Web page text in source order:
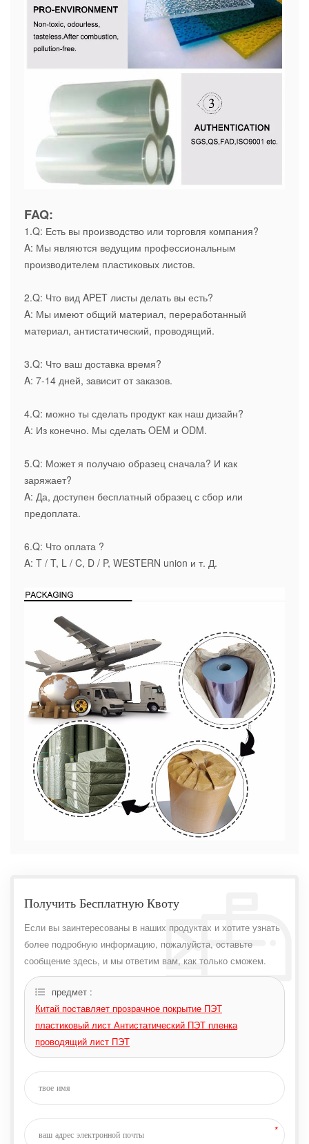
FAQ:
1.Q: Есть вы производство или торговля компания?
A: Мы являются ведущим профессиональным
производителем пластиковых листов.
2.Q: Что вид APET листы делать вы есть?
A: Мы имеют общий материал, переработанный
материал, антистатический, проводящий.
3.Q: Что ваш доставка время?
A: 7-14 дней, зависит от заказов.
4.Q: можно ты сделать продукт как наш дизайн?
A: Из конечно. Мы сделать OEM и ODM.
5.Q: Может я получаю образец сначала? И как
заряжает?
A: Да, доступен бесплатный образец с сбор или
предоплата.
6.Q: Что оплата ?
A: T / T, L / C, D / P, WESTERN union и т. Д.
Получить Бесплатную Квоту
Если вы заинтересованы в наших продуктах и ​​хотите узнать
более подробную информацию, пожалуйста, оставьте
сообщение здесь, и мы ответим вам, как только сможем.
предмет :
Китай поставляет прозрачное покрытие ПЭТ
пластиковый лист Антистатический ПЭТ пленка
проводящий лист ПЭТ